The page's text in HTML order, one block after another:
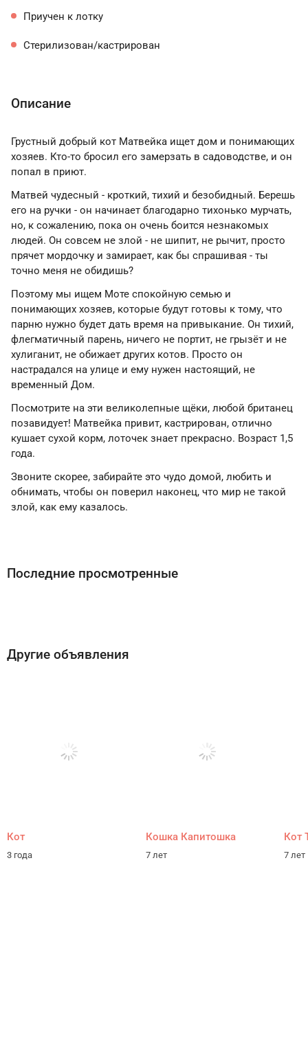
Приучен к лотку
Стерилизован/кастрирован
Описание
Грустный добрый кот Матвейка ищет дом и понимающих
хозяев. Кто-то бросил его замерзать в садоводстве, и он
попал в приют.
Матвей чудесный - кроткий, тихий и безобидный. Берешь
его на ручки - он начинает благодарно тихонько мурчать,
но, к сожалению, пока он очень боится незнакомых
людей. Он совсем не злой - не шипит, не рычит, просто
прячет мордочку и замирает, как бы спрашивая - ты
точно меня не обидишь?
Поэтому мы ищем Моте спокойную семью и
понимающих хозяев, которые будут готовы к тому, что
парню нужно будет дать время на привыкание. Он тихий,
флегматичный парень, ничего не портит, не грызёт и не
хулиганит, не обижает других котов. Просто он
настрадался на улице и ему нужен настоящий, не
временный Дом.
Посмотрите на эти великолепные щёки, любой британец
позавидует! Матвейка привит, кастрирован, отлично
кушает сухой корм, лоточек знает прекрасно. Возраст 1,5
года.
Звоните скорее, забирайте это чудо домой, любить и
обнимать, чтобы он поверил наконец, что мир не такой
злой, как ему казалось.
Последние просмотренные
Другие объявления
Кот
3 года
Кошка Капитошка
7 лет
Кот
7 лет